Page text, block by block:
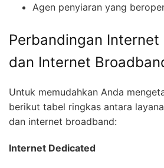
Agen penyiaran yang
Perbandingan Internet
dan Internet
Untuk memudahkan Anda
berikut tabel ringkas antara
dan internet broadband:
Internet Dedicated